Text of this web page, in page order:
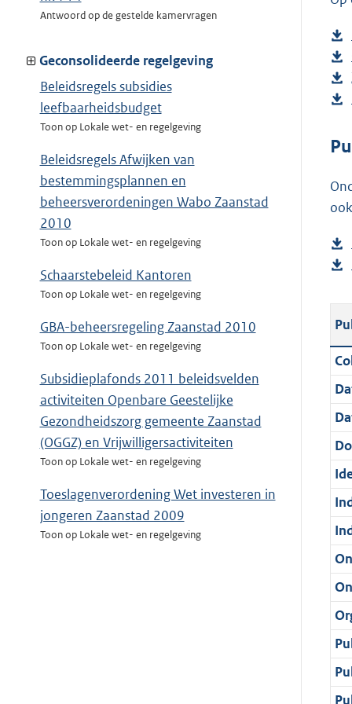
Antwoord op de gestelde kamervragen
Geconsolideerde regelgeving
Beleidsregels subsidies
leefbaarheidsbudget
Toon op Lokale wet- en regelgeving
Beleidsregels Afwijken van
bestemmingsplannen en
beheersverordeningen Wabo Zaanstad
2010
Toon op Lokale wet- en regelgeving
Schaarstebeleid Kantoren
Toon op Lokale wet- en regelgeving
GBA-beheersregeling Zaanstad 2010
Toon op Lokale wet- en regelgeving
Subsidieplafonds 2011 beleidsvelden
activiteiten Openbare Geestelijke
Gezondheidszorg gemeente Zaanstad
(OGGZ) en Vrijwilligersactiviteiten
Toon op Lokale wet- en regelgeving
Toeslagenverordening Wet investeren in
jongeren Zaanstad 2009
Toon op Lokale wet- en regelgeving